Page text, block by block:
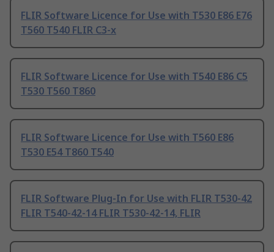
FLIR Software Licence for Use with T530 E86 E76
T560 T540 FLIR C3-x
FLIR Software Licence for Use with T540 E86 C5
T530 T560 T860
FLIR Software Licence for Use with T560 E86
T530 E54 T860 T540
FLIR Software Plug-In for Use with FLIR T530-42
FLIR T540-42-14 FLIR T530-42-14, FLIR